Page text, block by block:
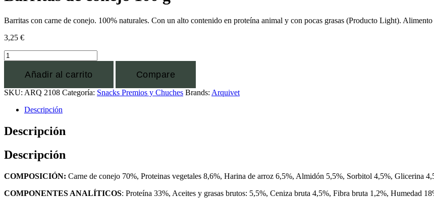
Barritas con carne de conejo. 100% naturales. Con un alto contenido en proteína animal y con pocas grasas (Producto Light).
3,25 €
Añadir al carrito Compare
SKU: ARQ 2108 Categoría: Snacks Premios y Chuches Brands: Arquivet
Descripción
Descripción
Descripción
COMPOSICIÓN: Carne de conejo 70%, Proteinas vegetales 8,6%, Harina de arroz 6,5%, Almidón 5,5%, Sorbitol 4,5%, Glicerina
COMPONENTES ANALÍTICOS: Proteína 33%, Aceites y grasas brutos: 5,5%, Ceniza bruta 4,5%, Fibra bruta 1,2%, Humedad